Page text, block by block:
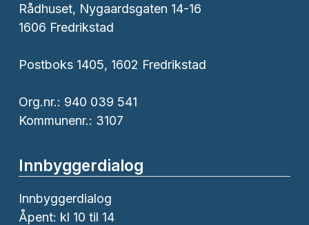
Rådhuset, Nygaardsgaten 14-16
1606 Fredrikstad
Postboks 1405, 1602 Fredrikstad
Org.nr.: 940 039 541
Kommunenr.: 3107
Innbyggerdialog
Innbyggerdialog
Åpent: kl 10 til 14